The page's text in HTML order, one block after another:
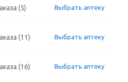
(5) Выбрать аптеку
(11) Выбрать аптеку
(16) Выбрать аптеку